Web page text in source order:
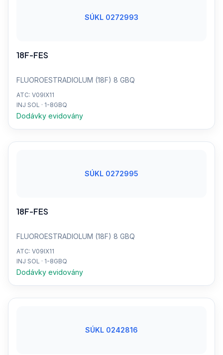
SÚKL 0272993
18F-FES
FLUOROESTRADIOLUM (18F) 8 GBQ
ATC: V09IX11
INJ SOL · 1-8GBQ
Dodávky evidovány
SÚKL 0272995
18F-FES
FLUOROESTRADIOLUM (18F) 8 GBQ
ATC: V09IX11
INJ SOL · 1-8GBQ
Dodávky evidovány
SÚKL 0242816